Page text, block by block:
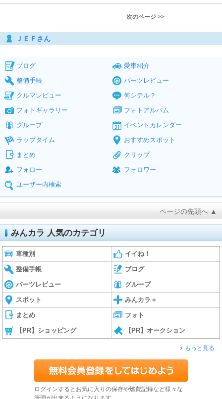
次のページ >>
ＪＥＦさん
ブログ
愛車紹介
整備手帳
パーツレビュー
クルマレビュー
何シテル？
フォトギャラリー
フォトアルバム
グループ
イベントカレンダー
ラップタイム
おすすめスポット
まとめ
クリップ
フォロー
フォロワー
ユーザー内検索
ページの先頭へ ▲
みんカラ 人気のカテゴリ
車種別 イイね！
整備手帳 ブログ
パーツレビュー グループ
スポット みんカラ＋
まとめ フォト
【PR】ショッピング 【PR】オークション
もっと見る
ログインするとお気に入りの保存や燃費記録など様々な